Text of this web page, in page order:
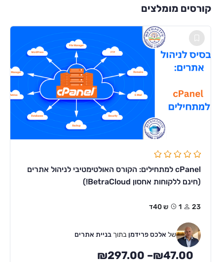
קורסים מומלצים
cPanel למתחילים: הקורס האולטימטיבי לניהול אתרים
(חינם ללקוחות אחסון BetraCloud!)
23 1ש 40ד
של אלכס פרידמן בתוך בניית אתרים
₪47.00
–
₪297.00